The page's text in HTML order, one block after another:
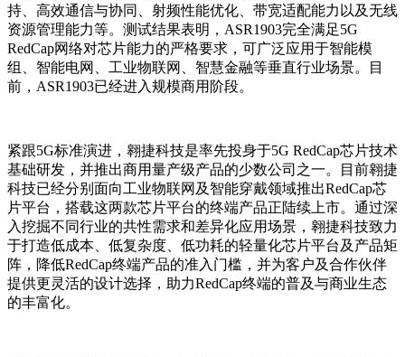
持、高效通信与协同、射频性能优化、带宽适配能力以及无线
资源管理能力等。测试结果表明， ASR1903完全满足5G
RedCap网络对芯片能力的严格要求，可广泛应用于智能模
组、智能电网、工业物联网、智慧金融等垂直行业场景。目
前， ASR1903已经进入规模商用阶段。
紧跟5G标准演进，翱捷科技是率先投身于5G RedCap芯片技术
基础研发，并推出商用量产级产品的少数公司之一。目前翱捷
科技已经分别面向工业物联网及智能穿戴领域推出RedCap芯
片平台，搭载这两款芯片平台的终端产品正陆续上市。通过深
入挖掘不同行业的共性需求和差异化应用场景，翱捷科技致力
于打造低成本、低复杂度、低功耗的轻量化芯片平台及产品矩
阵，降低RedCap终端产品的准入门槛，并为客户及合作伙伴
提供更灵活的设计选择，助力RedCap终端的普及与商业生态
的丰富化。